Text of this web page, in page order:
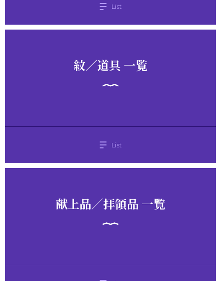
List
紋／道具 一覧
List
献上品／拝領品 一覧